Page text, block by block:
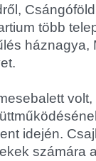
több
háznagya,
idején.
számára